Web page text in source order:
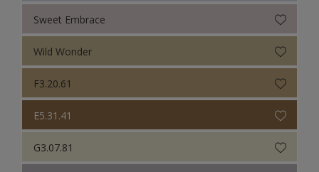
Sweet Embrace
Wild Wonder
F3.20.61
E5.31.41
G3.07.81